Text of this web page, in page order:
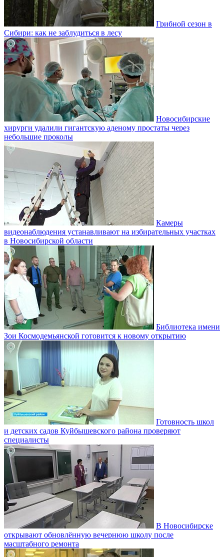
Грибной сезон в
Сибири: как не заблудиться в лесу
Новосибирские
хирурги удалили гигантскую аденому простаты через
небольшие проколы
Камеры
видеонаблюдения устанавливают на избирательных участках
в Новосибирской области
Библиотека имени
Зои Космодемьянской готовится к новому открытию
Готовность школ
и детских садов Куйбышевского района проверяют
специалисты
В Новосибирске
открывают обновлённую вечернюю школу после
масштабного ремонта